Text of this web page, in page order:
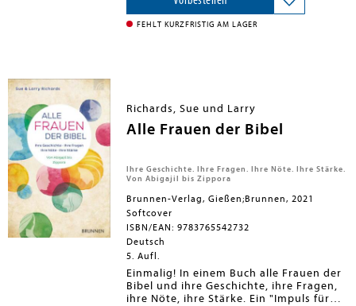
verfasst, die unseren Alltag bestimmen
und in denen wir uns Segen wünschen
FEHLT KURZFRISTIG AM LAGER
Richards, Sue und Larry
Alle Frauen der Bibel
Ihre Geschichte. Ihre Fragen. Ihre Nöte. Ihre Stärke.
Von Abigajil bis Zippora
Brunnen-Verlag, Gießen;Brunnen, 2021
Softcover
ISBN/EAN: 9783765542732
Deutsch
5. Aufl.
Einmalig! In einem Buch alle Frauen der
Bibel und ihre Geschichte, ihre Fragen,
ihre Nöte, ihre Stärke. Ein "Impuls für